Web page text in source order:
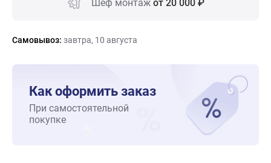
Шеф монтаж от 20 000 ₽
Самовывоз: завтра, 10 августа
Как оформить заказ
При самостоятельной
покупке